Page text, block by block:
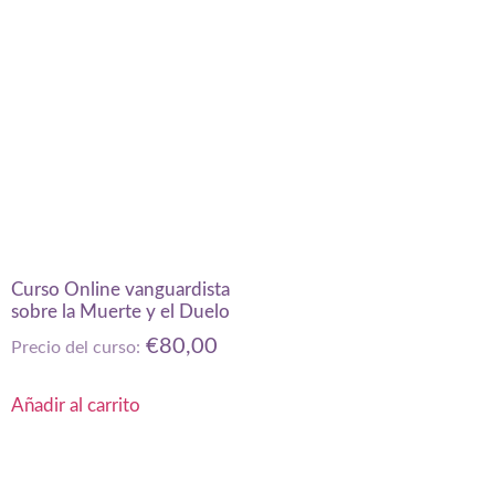
Curso Online vanguardista
sobre la Muerte y el Duelo
Precio del curso: €80,00
Añadir al carrito